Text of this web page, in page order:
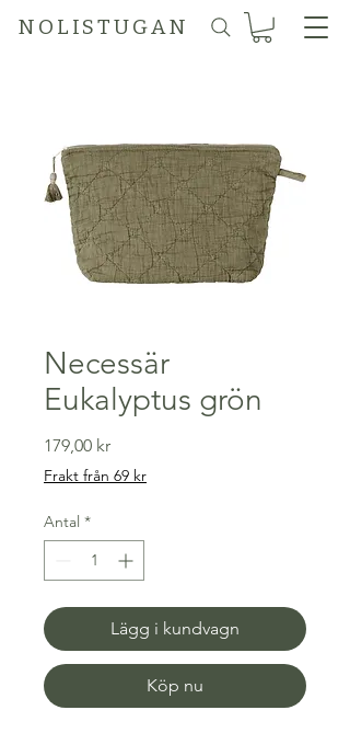
N O L I S T U G A N
Necessär
Eukalyptus grön
179,00 krPris
Frakt från 69 kr
Antal *
Lägg i kundvagn
Köp nu